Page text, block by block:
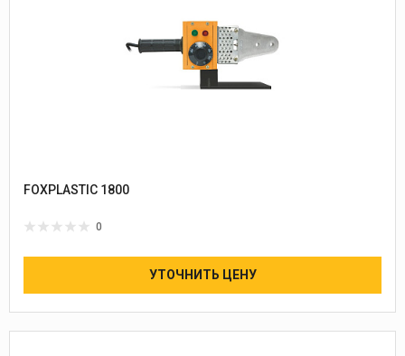
FOXPLASTIC 1800
0
УТОЧНИТЬ ЦЕНУ